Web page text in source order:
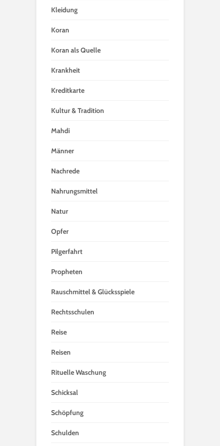
Kleidung
Koran
Koran als Quelle
Krankheit
Kreditkarte
Kultur & Tradition
Mahdi
Männer
Nachrede
Nahrungsmittel
Natur
Opfer
Pilgerfahrt
Propheten
Rauschmittel & Glücksspiele
Rechtsschulen
Reise
Reisen
Rituelle Waschung
Schicksal
Schöpfung
Schulden